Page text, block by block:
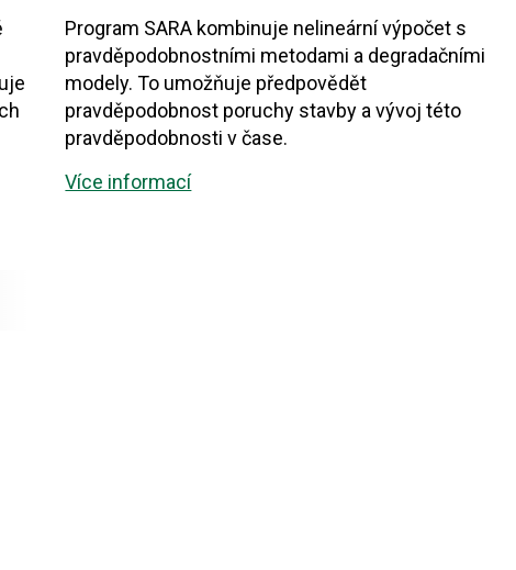
Program SARA kombinuje nelineární výpočet s
pravděpodobnostními metodami a degradačními
modely. To umožňuje předpovědět
pravděpodobnost poruchy stavby a vývoj této
pravděpodobnosti v čase.
Více informací